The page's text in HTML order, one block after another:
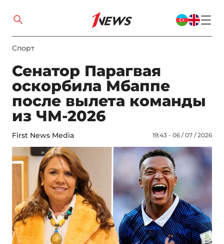
Спорт
Сенатор Парагвая
оскорбила Мбаппе
после вылета команды
из ЧМ-2026
First News Media 19:43 - 06 / 07 / 2026